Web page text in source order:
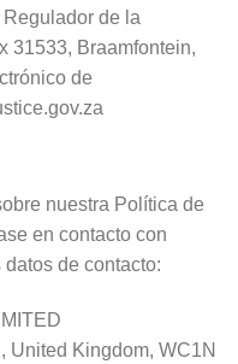
de la
31533, Braamfontein,
de
nuestra Política de
en contacto con
de contacto:
United Kingdom, WC1N